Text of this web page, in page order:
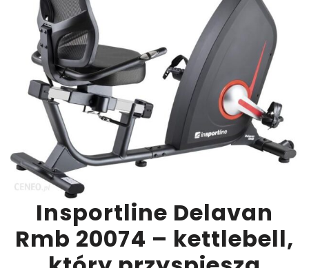
Insportline Delavan
Rmb 20074 – kettlebell,